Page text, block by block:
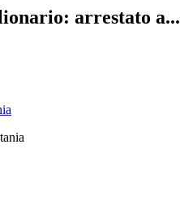
arrestato a...